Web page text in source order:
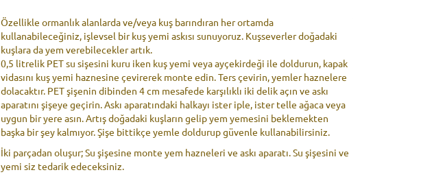
Özellikle ormanlık alanlarda ve/veya kuş barındıran her ortamda
kullanabileceğiniz, işlevsel bir kuş yemi askısı sunuyoruz. Kuşseverler doğadaki
kuşlara da yem verebilecekler artık.
0,5 litrelik PET su sişesini kuru iken kuş yemi veya ayçekirdeği ile doldurun, kapak
vidasını kuş yemi haznesine çevirerek monte edin. Ters çevirin, yemler haznelere
dolacaktır. PET şişenin dibinden 4 cm mesafede karşılıklı iki delik açın ve askı
aparatını şişeye geçirin. Askı aparatındaki halkayı ister iple, ister telle ağaca veya
uygun bir yere asın. Artış doğadaki kuşların gelip yem yemesini beklemekten
başka bir şey kalmıyor. Şişe bittikçe yemle doldurup güvenle kullanabilirsiniz.
İki parçadan oluşur; Su şişesine monte yem hazneleri ve askı aparatı. Su şişesini ve
yemi siz tedarik edeceksiniz.